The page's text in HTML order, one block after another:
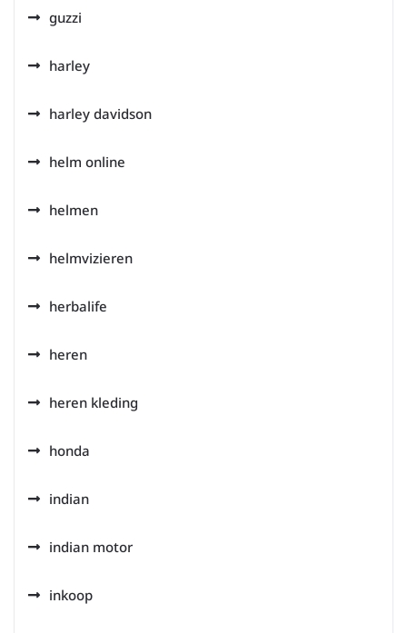
guzzi
harley
harley davidson
helm online
helmen
helmvizieren
herbalife
heren
heren kleding
honda
indian
indian motor
inkoop